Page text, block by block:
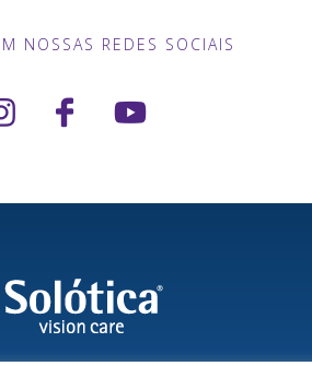
NOSSAS REDES SOCIAIS